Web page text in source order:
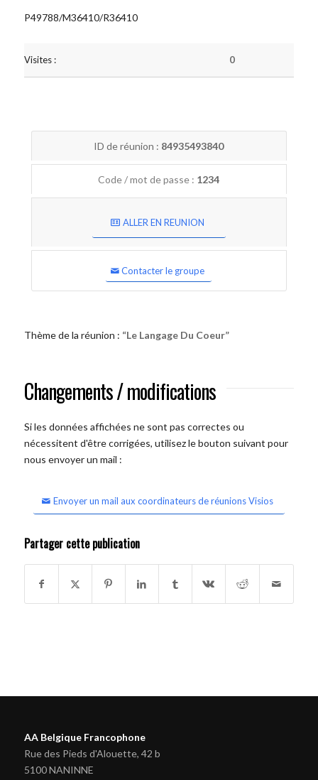
P49788/M36410/R36410
Visites : 0
ID de réunion : 84935493840
Code / mot de passe : 1234
ALLER EN REUNION
Contacter le groupe
Thème de la réunion : “Le Langage Du Coeur”
Changements / modifications
Si les données affichées ne sont pas correctes ou
nécessitent d'être corrigées, utilisez le bouton suivant pour
nous envoyer un mail :
Envoyer un mail aux coordinateurs de réunions Visios
Partager cette publication
AA Belgique Francophone
Rue des Pieds d'Alouette, 42 b
5100 NANINNE